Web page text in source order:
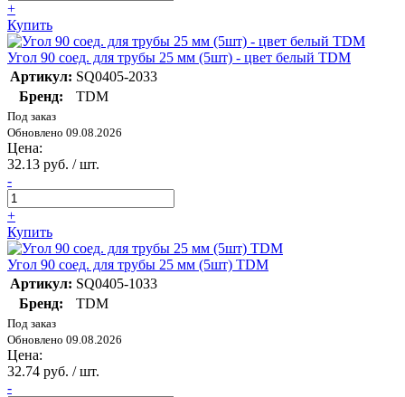
+
Купить
Угол 90 соед. для трубы 25 мм (5шт) - цвет белый TDM
Артикул: SQ0405-2033
Бренд:
TDM
Под заказ
Обновлено 09.08.2026
Цена:
32.13 руб. / шт.
-
+
Купить
Угол 90 соед. для трубы 25 мм (5шт) TDM
Артикул: SQ0405-1033
Бренд:
TDM
Под заказ
Обновлено 09.08.2026
Цена:
32.74 руб. / шт.
-